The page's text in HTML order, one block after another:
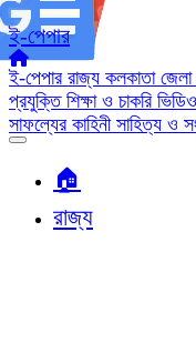
ই-পেপার
ই-পেপার রাজ্য কলকাতা জেলা
প্রযুক্তি শিক্ষা ও চাকরি ভিডিও
সাফল্যের কাহিনী সাহিত্য ও
🏠︎
রাজ্য